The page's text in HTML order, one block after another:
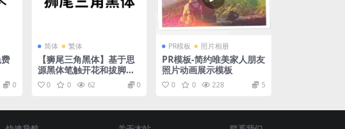
0
简体 繁体
【狮尾三角黑体】基于思
源黑体笔触开花和拔脚改
造0 0 62 0
PR模板 照片相册
PR模板-简约唯美家人朋友
照片动画展示模板
0 0 228 5